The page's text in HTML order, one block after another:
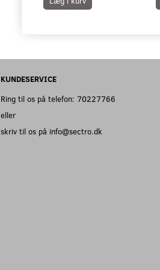
KUNDESERVICE
Ring til os på telefon: 70227766
eller
skriv til os på info@sectro.dk